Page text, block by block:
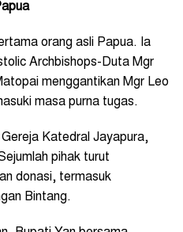
orang asli Papua. Ia
Archbishops-Duta Mgr
menggantikan Mgr Leo
masa purna tugas.
Katedral Jayapura,
pihak turut
donasi, termasuk
Bintang.